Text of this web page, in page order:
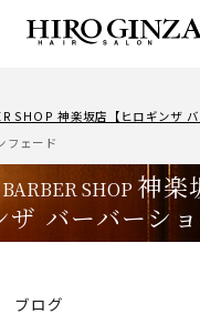
SHOP 神楽坂店【ヒロギンザ バ
フェード
SHOP 神楽
バーバーショ
ブログ